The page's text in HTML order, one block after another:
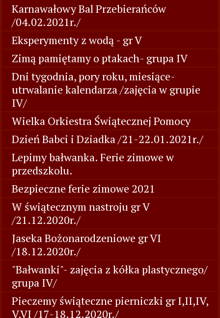
Karnawałowy Bal Przebierańców
/04.02.2021r./
Eksperymenty z wodą - gr V
Zimą pamiętamy o ptakach- grupa IV
Dni tygodnia, pory roku, miesiące-
utrwalanie kalendarza /zajęcia w grupie
IV/
Wielka Orkiestra Świątecznej Pomocy
Dzień Babci i Dziadka /21-22.01.2021r./
Lepimy bałwanka. Ferie zimowe w
przedszkolu.
Bezpieczne ferie zimowe 2021
W świątecznym nastroju gr V
/21.12.2020r./
Jaseka Bożonarodzeniowe gr VI
/18.12.2020r./
"Bałwanki"- zajęcia z kółka plastycznego/
grupa IV/
Pieczemy świąteczne pierniczki gr I,II,IV,
V,VI /17-18.12.2020r./